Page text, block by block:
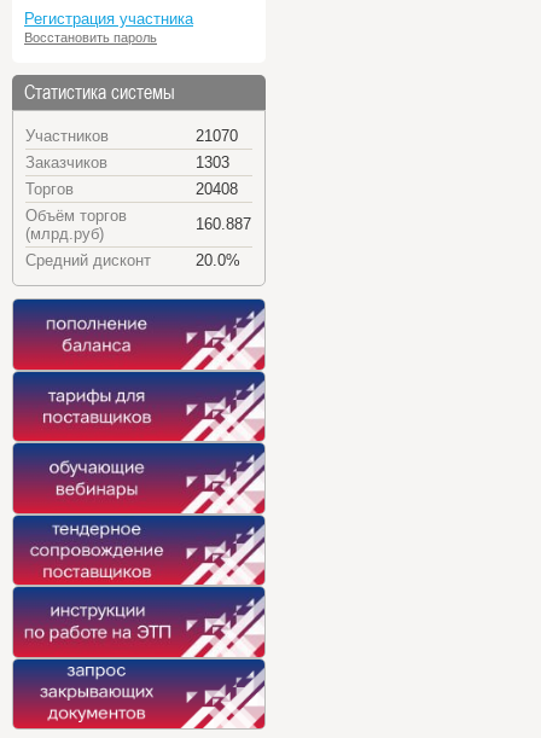
Регистрация участника
Восстановить пароль
Статистика системы
Участников
21070
Заказчиков
1303
Торгов
20408
Объём торгов
(млрд.руб)
160.887
Средний дисконт
20.0%